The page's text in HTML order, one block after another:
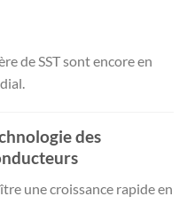
de SST sont encore en
des
une croissance rapide en